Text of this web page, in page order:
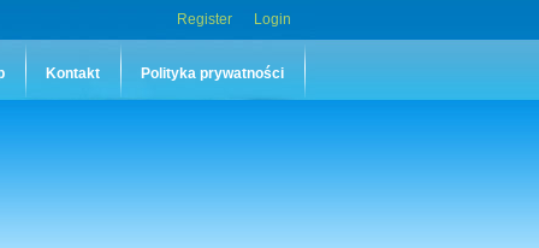
Register Login
Kontakt Polityka prywatności